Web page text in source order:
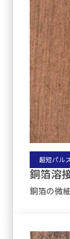
超短パル
銅箔溶
銅箔の微